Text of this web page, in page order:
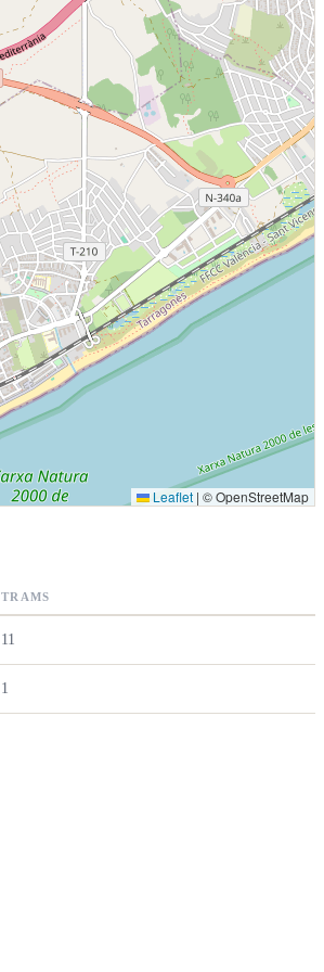
Leaflet | © OpenStreetMap
TRAMS
11
1